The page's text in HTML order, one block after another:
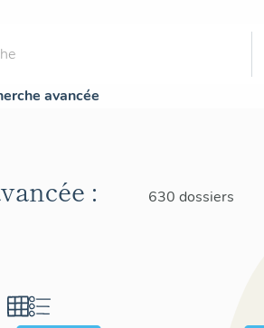
avancée
: 630 dossiers